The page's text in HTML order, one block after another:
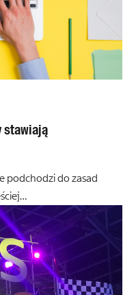
stawiają
podchodzi do zasad